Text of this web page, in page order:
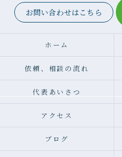
お問い合わせはこちら
ホーム
依頼、相談の流れ
代表あいさつ
アクセス
ブログ